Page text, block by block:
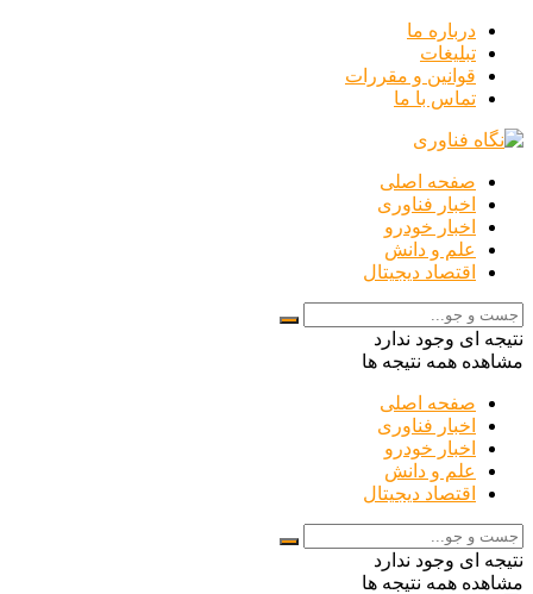
درباره ما
تبلیغات
قوانین و مقررات
تماس با ما
صفحه اصلی
اخبار فناوری
اخبار خودرو
علم و دانش
اقتصاد دیجیتال
نتیجه ای وجود ندارد
مشاهده همه نتیجه ها
صفحه اصلی
اخبار فناوری
اخبار خودرو
علم و دانش
اقتصاد دیجیتال
نتیجه ای وجود ندارد
مشاهده همه نتیجه ها